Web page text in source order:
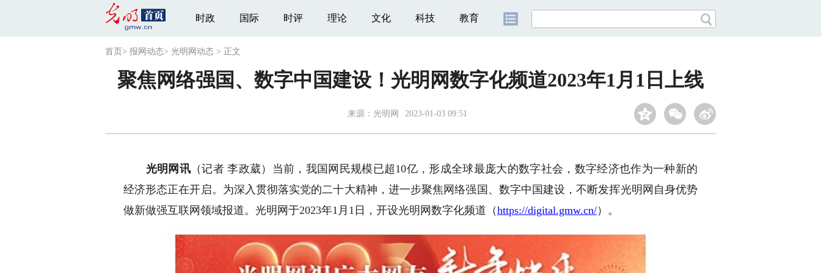
时政 国际 时评 理论 文化 科技 教育
首页 > 报网动态> 光明网动态 > 正文
聚焦网络强国、数字中国建设！光明网数字化频道2023年1月1日上线
来源： 光明网 2023-01-03 09:51
光明网讯 （记者 李政葳）当前，我国网民规模已超10亿，形成全球最庞大的数字社会，数字经济也作为一种新的
经济形态正在开启。为深入贯彻落实党的二十大精神，进一步聚焦网络强国、数字中国建设，不断发挥光明网自身优势
做新做强互联网领域报道。光明网于2023年1月1日，开设光明网数字化频道（https://digital.gmw.cn/）。